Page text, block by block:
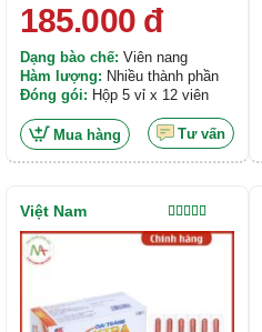
185.000đ
Dạng bào chế: Viên nang
Hàm lượng: Nhiều thành phần
Đóng gói: Hộp 5 vỉ x 12 viên
Mua hàng Tư vấn
Được xếp
hạng5.00
Việt Nam